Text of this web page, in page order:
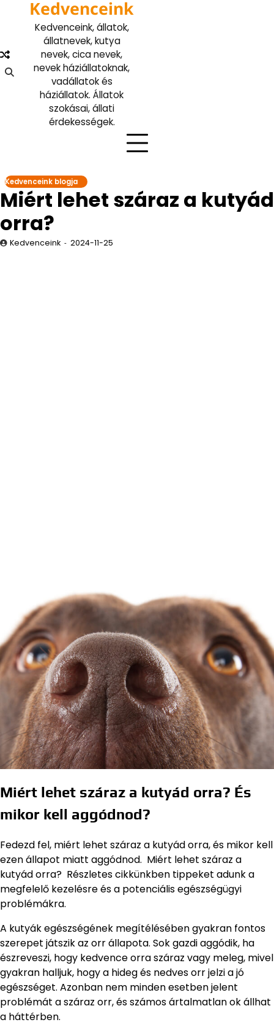
Kedvenceink
Kedvenceink, állatok,
állatnevek, kutya
nevek, cica nevek,
nevek háziállatoknak,
vadállatok és
háziállatok. Állatok
szokásai, állati
érdekességek.
Kedvenceink blogja
Miért lehet száraz a kutyád
orra?
Kedvenceink 2024-11-25
Miért lehet száraz a kutyád orra? És
mikor kell aggódnod?
Fedezd fel, miért lehet száraz a kutyád orra, és mikor kell
ezen állapot miatt aggódnod. Miért lehet száraz a
kutyád orra? Részletes cikkünkben tippeket adunk a
megfelelő kezelésre és a potenciális egészségügyi
problémákra.
A kutyák egészségének megítélésében gyakran fontos
szerepet játszik az orr állapota. Sok gazdi aggódik, ha
észreveszi, hogy kedvence orra száraz vagy meleg, mivel
gyakran halljuk, hogy a hideg és nedves orr jelzi a jó
egészséget. Azonban nem minden esetben jelent
problémát a száraz orr, és számos ártalmatlan ok állhat
a háttérben.